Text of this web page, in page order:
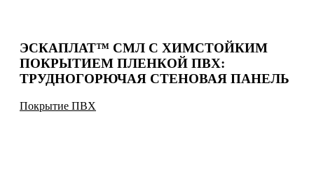
ЭСКАПЛАТ™ СМЛ С ХИМСТОЙКИМ
ПОКРЫТИЕМ ПЛЕНКОЙ ПВХ:
ТРУДНОГОРЮЧАЯ СТЕНОВАЯ ПАНЕЛЬ
Покрытие ПВХ